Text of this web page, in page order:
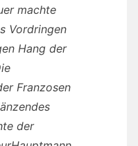
machte
Vordringen
Hang der
Franzosen
der